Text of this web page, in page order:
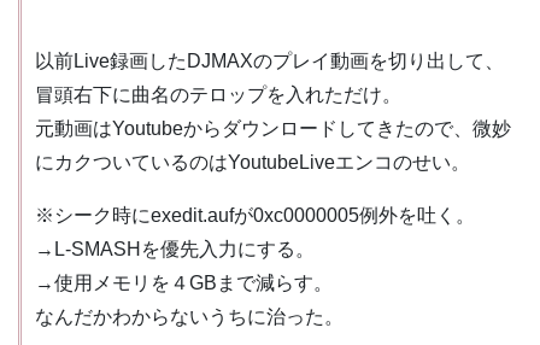
以前Live録画したDJMAXのプレイ動画を切り出して、
冒頭右下に曲名のテロップを入れただけ。
元動画はYoutubeからダウンロードしてきたので、微妙
にカクついているのはYoutubeLiveエンコのせい。
※シーク時にexedit.aufが0xc0000005例外を吐く。
→L-SMASHを優先入力にする。
→使用メモリを４GBまで減らす。
なんだかわからないうちに治った。